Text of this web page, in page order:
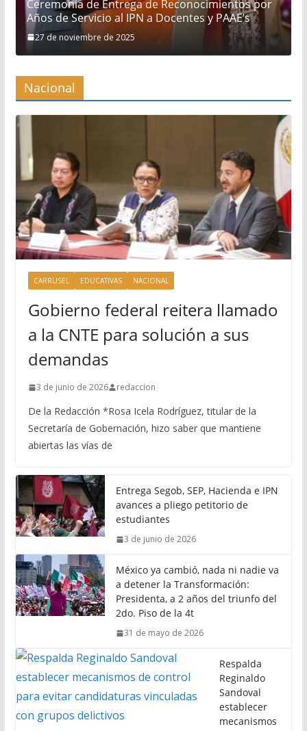
Ceremonia de Entrega de Reconocimientos por
Años de Servicio al IPN a Docentes y PAAE’s
27 de noviembre de 2025
Nacional
CARRUSEL EDUCATIVAS NACIONAL
Gobierno federal reitera llamado
a la CNTE para solución a sus
demandas
3 de junio de 2026 redaccion
De la Redacción *Rosa Icela Rodríguez, titular de la
Secretaría de Gobernación, hizo saber que mantiene
abiertas las vías de
Entrega Segob, SEP, Hacienda e IPN
avances a pliego petitorio de
estudiantes
3 de junio de 2026
México ya cambió, nada ni nadie va
a detener la Transformación:
Presidenta, a 2 años del triunfo del
2do. Piso de la 4t
31 de mayo de 2026
Respalda
Reginaldo
Sandoval
establecer
mecanismos